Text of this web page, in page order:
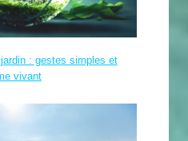
: gestes simples et
vivant